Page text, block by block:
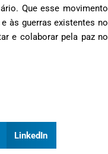
Que esse movimento
às guerras existentes no
e colaborar pela paz no
LinkedIn